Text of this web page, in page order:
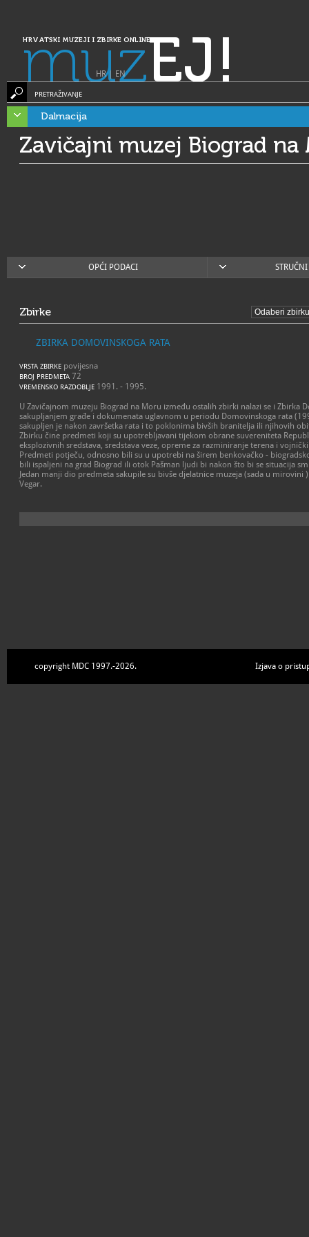
HRVATSKI MUZEJI I ZBIRKE ONLINE
muzEJ!
HR| EN
PRETRAŽIVANJE
Dalmacija
Zavičajni muzej Biograd na
OPĆI PODACI
Zbirke
ZBIRKA DOMOVINSKOGA RATA
VRSTA ZBIRKE povijesna
BROJ PREDMETA 72
VREMENSKO RAZDOBLJE 1991. - 1995.
U Zavičajnom muzeju Biograd na Moru između ostalih zbirki nalazi se i Zbirka
sakupljanjem građe i dokumenata uglavnom u periodu Domovinskoga rata
sakupljen je nakon završetka rata i to poklonima bivših branitelja ili njihovih
Zbirku čine predmeti koji su upotrebljavani tijekom obrane suvereniteta
eksplozivnih sredstava, sredstava veze, opreme za razminiranje terena i
Predmeti potječu, odnosno bili su u upotrebi na širem benkovačko -
bili ispaljeni na grad Biograd ili otok Pašman ljudi bi nakon što bi se situacija
Jedan manji dio predmeta sakupile su bivše djelatnice muzeja (sada u
Vegar.
copyright MDC 1997.-2026. Izjava o